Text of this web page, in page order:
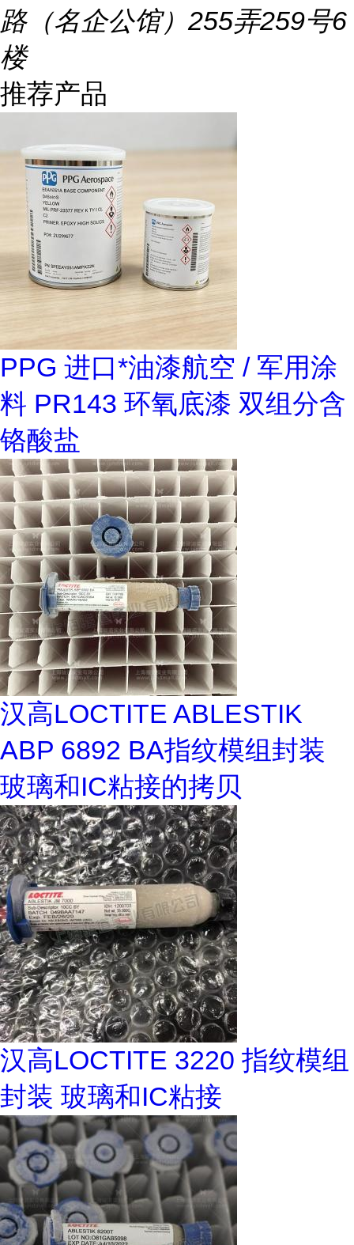
路（名企公馆）255弄259号6
楼
推荐产品
PPG 进口*油漆航空 / 军用涂
料 PR143 环氧底漆 双组分含
铬酸盐
汉高LOCTITE ABLESTIK
ABP 6892 BA指纹模组封装
玻璃和IC粘接的拷贝
汉高LOCTITE 3220 指纹模组
封装 玻璃和IC粘接